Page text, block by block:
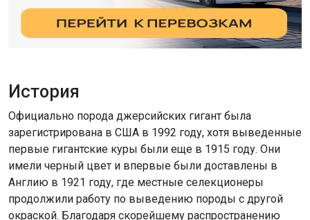
История
Официально порода джерсийских гигант была
зарегистрирована в США в 1992 году, хотя выведенные
первые гигантские куры были еще в 1915 году. Они
имели черный цвет и впервые были доставлены в
Англию в 1921 году, где местные селекционеры
продолжили работу по выведению породы с другой
окраской. Благодаря скорейшему распространению